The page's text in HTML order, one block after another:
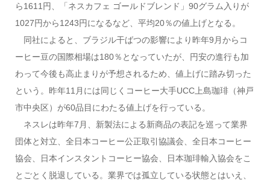
ら1611円、「ネスカフェ ゴールドブレンド」90グラム入りが
1027円から1243円になるなど、平均20％の値上げとなる。
同社によると、ブラジル干ばつの影響により昨年9月からコ
ーヒー豆の国際相場は180％となっていたが、円安の進行も加
わって今後も高止まりが予想されるため、値上げに踏み切った
という。昨年11月には同じくコーヒー大手UCC上島珈琲（神戸
市中央区）が60品目にわたる値上げを行っている。
ネスレは昨年7月、新製法による新商品の表記を巡って業界
団体と対立、全日本コーヒー公正取引協議会、全日本コーヒー
協会、日本インスタントコーヒー協会、日本珈琲輸入協会をこ
とごとく脱退している。業界では孤立している状態とはいえ、